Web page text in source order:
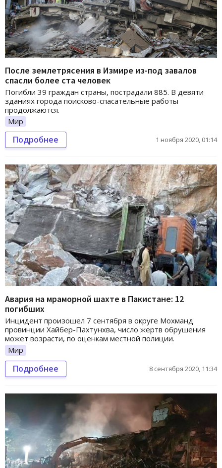
После землетрясения в Измире из-под завалов
спасли более ста человек
Погибли 39 граждан страны, пострадали 885. В девяти
зданиях города поисково-спасательные работы
продолжаются.
Мир
Подробнее 1 ноября 2020, 01:14
Авария на мраморной шахте в Пакистане: 12
погибших
Инцидент произошел 7 сентября в округе Мохманд
провинции Хайбер-Пахтунхва, число жертв обрушения
может возрасти, по оценкам местной полиции.
Мир
Подробнее 8 сентября 2020, 11:34